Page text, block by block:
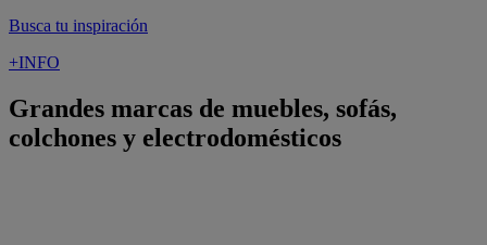
Busca tu inspiración
+INFO
Grandes marcas de muebles, sofás,
colchones y electrodomésticos